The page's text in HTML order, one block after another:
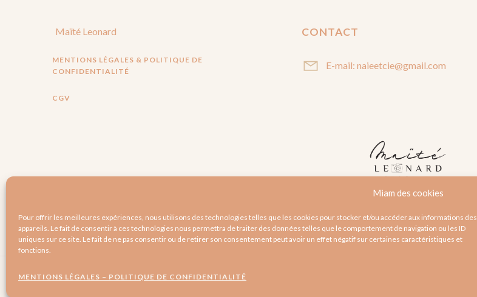
Miam des cookies
Pour offrir les meilleures expériences, nous utilisons des technologies telles que les cookies pour stocker et/ou accéder aux informations des
appareils. Le fait de consentir à ces technologies nous permettra de traiter des données telles que le comportement de navigation ou les ID
uniques sur ce site. Le fait de ne pas consentir ou de retirer son consentement peut avoir un effet négatif sur certaines caractéristiques et
fonctions.
MENTIONS LÉGALES – POLITIQUE DE CONFIDENTIALITÉ
Maïté Leonard
MENTIONS LÉGALES & POLITIQUE DE
CONFIDENTIALITÉ
CGV
CONTACT
E-mail: naieetcie@gmail.com